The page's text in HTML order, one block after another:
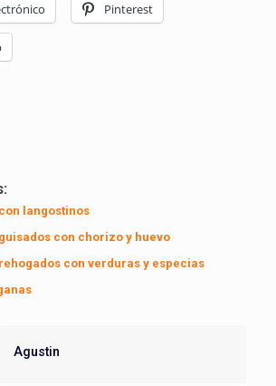
Pinterest
langostinos
con chorizo y huevo
con verduras y especias
Agustin